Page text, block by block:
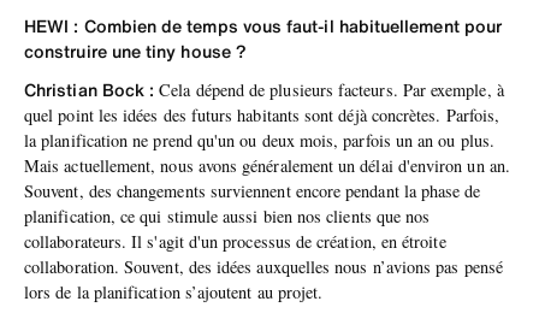
HEWI : Combien de temps vous faut-il habituellement pour
construire une tiny house ?
Christian Bock :Cela dépend de plusieurs facteurs. Par exemple, à
quel point les idées des futurs habitants sont déjà concrètes. Parfois,
la planification ne prend qu'un ou deux mois, parfois un an ou plus.
Mais actuellement, nous avons généralement un délai d'environ un an.
Souvent, des changements surviennent encore pendant la phase de
planification, ce qui stimule aussi bien nos clients que nos
collaborateurs. Il s'agit d'un processus de création, en étroite
collaboration. Souvent, des idées auxquelles nous n’avions pas pensé
lors de la planification s’ajoutent au projet.